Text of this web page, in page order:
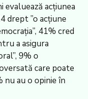
evaluează acțiunea
drept ”o acțiune
41% cred
a asigura
9% o
care poate
nu au o opinie în